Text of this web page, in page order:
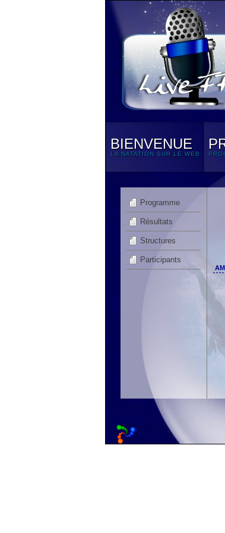
BIENVENUE
LA NATATION SUR LE WEB
Programme
Résultats
Structures
Participants